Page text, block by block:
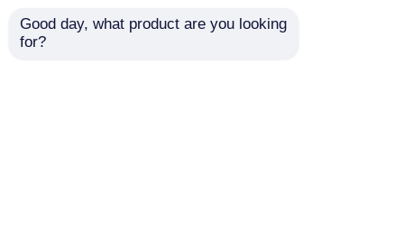
ভালো দাম ভালো দাম
Good day, what product are you looking
for?